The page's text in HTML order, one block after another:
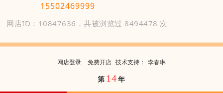
15502469999
网店ID：10847636，共被浏览过 8494478 次
网店登录 免费开店 技术支持 ： 李春琳
第 14年